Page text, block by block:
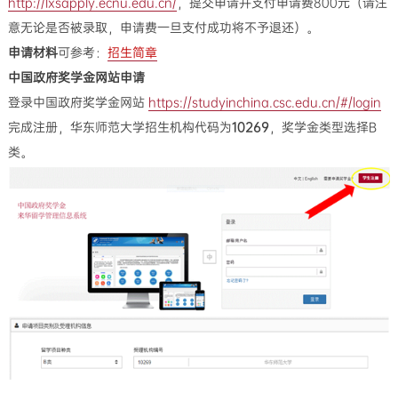
意无论是否被录取，申请费一旦支付成功将不予退还）。
申请材料可参考： 招生简章
中国政府奖学金网站申请
登录中国政府奖学金网站 https://studyinchina.csc.edu.cn/#/login
完成注册，华东师范大学招生机构代码为10269，奖学金类型选择B
类。